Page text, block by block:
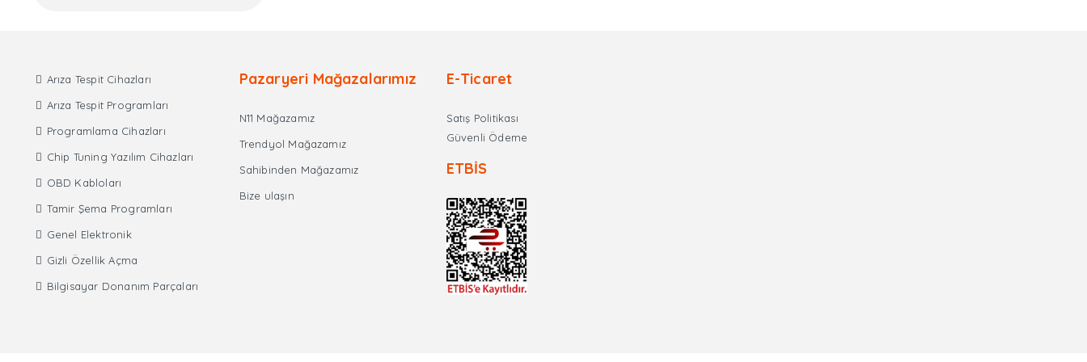
Arıza Tespit Cihazları
Arıza Tespit Programları
Programlama Cihazları
Chip Tuning Yazılım Cihazları
OBD Kabloları
Tamir Şema Programları
Genel Elektronik
Gizli Özellik Açma
Bilgisayar Donanım Parçaları
Pazaryeri Mağazalarımız
N11 Mağazamız
Trendyol Mağazamız
Sahibinden Mağazamız
Bize ulaşın
E-Ticaret
Satış Politikası
Güvenli Ödeme
ETBİS